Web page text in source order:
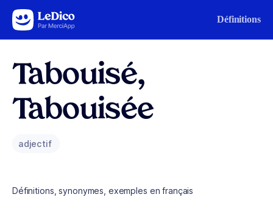
Aller au contenu Définitions
Tabouisé,
Tabouisée
adjectif
Définitions, synonymes, exemples en français